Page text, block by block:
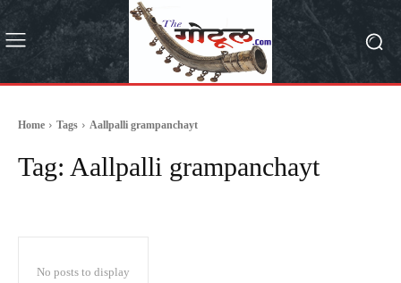
Home Tags Aallpalli grampanchayt
Tag: Aallpalli grampanchayt
No posts to display